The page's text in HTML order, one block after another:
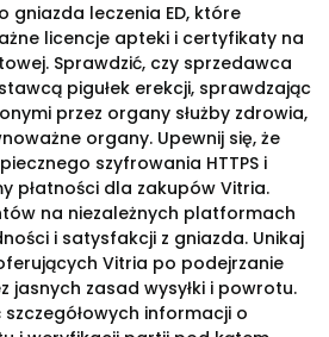
gniazda leczenia ED, które
licencje apteki i certyfikaty na
Sprawdzić, czy sprzedawca
pigułek erekcji, sprawdzając
przez organy służby zdrowia,
organy. Upewnij się, że
szyfrowania HTTPS i
płatności dla zakupów Vitria.
na niezależnych platformach
i satysfakcji z gniazda. Unikaj
Vitria po podejrzanie
jasnych zasad wysyłki i powrotu.
informacji o